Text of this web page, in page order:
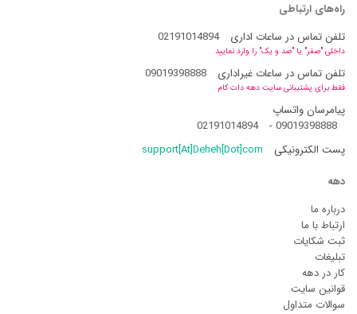
راه‌های ارتباطی
تلفن تماس در ساعات اداری
02191014894
داخلی "صفر" یا "صد و یک" را وارد نمایید
تلفن تماس در ساعات غیراداری 09019398888
فقط برای پشتیبانی سایت دهه دات کام
پیامرسان واتساپ
09019398888
-
02191014894
پست الکترونیکی
support[At]Deheh[Dot]com
دهه
درباره ما
ارتباط با ما
ثبت شکایات
تبلیغات
کار در دهه
قوانین سایت
سوالات متداول